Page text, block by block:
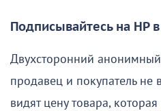
Подписывайтесь на НР в
Двухсторонний
продавец и покупатель не
видят цену товара,